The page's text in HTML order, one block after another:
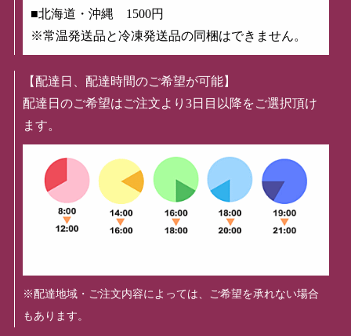
■北海道・沖縄 1500円
※常温発送品と冷凍発送品の同梱はできません。
【配達日、配達時間のご希望が可能】
配達日のご希望はご注文より3日目以降をご選択頂け
ます。
※配達地域・ご注文内容によっては、ご希望を承れない場合
もあります。